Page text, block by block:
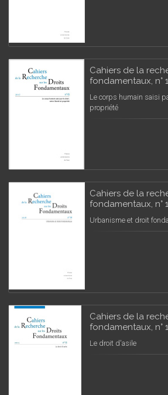
Cahiers de la
fondamentaux, n°
Le corps humain saisi
propriété
Cahiers de la
fondamentaux, n°
Urbanisme et droit
Cahiers de la
fondamentaux, n°
Le droit d'asile